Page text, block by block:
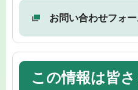
お問い合わせフォ
この情報は皆